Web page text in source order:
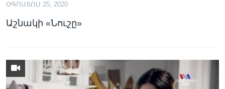
ՕԳՈՍՏՈՍ 25, 2020
Աշնակի «Նուշը»